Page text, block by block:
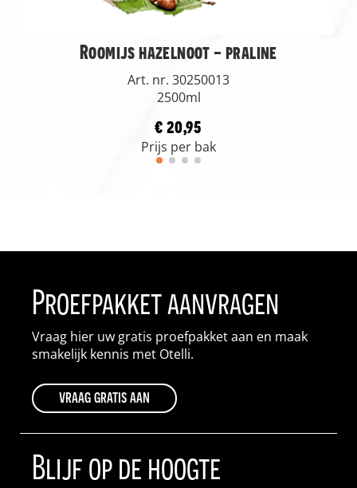
Roomijs hazelnoot - praline
Art. nr. 30250013
2500ml
€ 20,95
Prijs per bak
Proefpakket aanvragen
Vraag hier uw gratis proefpakket aan en maak
smakelijk kennis met Otelli.
vraag gratis aan
Blijf op de hoogte